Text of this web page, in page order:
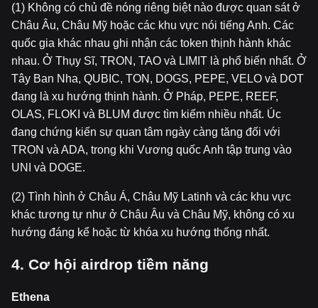
(1) Không có chủ đề nóng riêng biệt nào được quan sát ở
Châu Âu, Châu Mỹ hoặc các khu vực nói tiếng Anh. Các
quốc gia khác nhau ghi nhận các token thịnh hành khác
nhau. Ở Thụy Sĩ, TRON, TAO và LIMIT là phổ biến nhất. Ở
Tây Ban Nha, QUBIC, TON, DOGS, PEPE, VELO và DOT
đang là xu hướng thịnh hành. Ở Pháp, PEPE, REEF,
OLAS, FLOKI và BLUM được tìm kiếm nhiều nhất. Úc
đang chứng kiến sự quan tâm ngày càng tăng đối với
TRON và ADA, trong khi Vương quốc Anh tập trung vào
UNI và DOGE.
(2) Tình hình ở Châu Á, Châu Mỹ Latinh và các khu vực
khác tương tự như ở Châu Âu và Châu Mỹ, không có xu
hướng đáng kể hoặc từ khóa xu hướng thống nhất.
4. Cơ hội airdrop tiềm năng
Ethena